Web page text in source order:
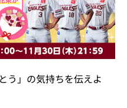
う」の気持ちを伝えよ